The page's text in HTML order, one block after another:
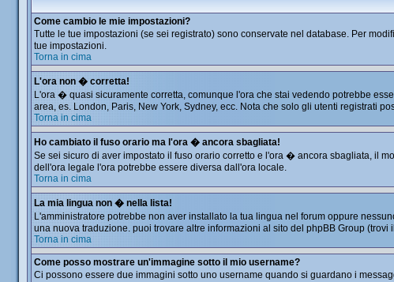
Come cambio le mie impostazioni?
Tutte le tue impostazioni (se sei registrato) sono conservate nel database. Per
tue impostazioni.
Torna in cima
L'ora non � corretta!
L'ora � quasi sicuramente corretta, comunque l'ora che stai vedendo potrebbe
area, es. London, Paris, New York, Sydney, ecc. Nota che solo gli utenti registrati
Torna in cima
Ho cambiato il fuso orario ma l'ora � ancora sbagliata!
Se sei sicuro di aver impostato il fuso orario corretto e l'ora � ancora sbagliata, il
dell'ora legale l'ora potrebbe essere diversa dall'ora locale.
Torna in cima
La mia lingua non � nella lista!
L'amministratore potrebbe non aver installato la tua lingua nel forum oppure
una nuova traduzione. puoi trovare altre informazioni al sito del phpBB Group (trovi
Torna in cima
Come posso mostrare un'immagine sotto il mio username?
Ci possono essere due immagini sotto uno username quando si guardano i